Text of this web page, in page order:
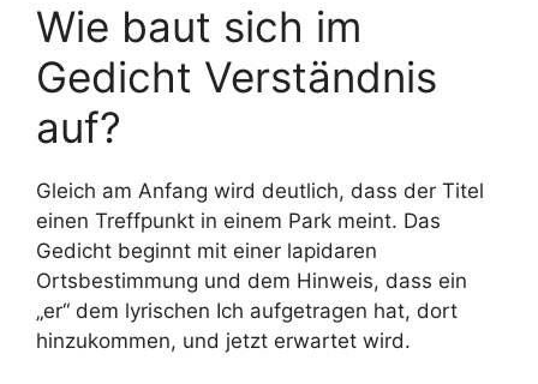
Wie baut sich im
Gedicht Verständnis
auf?
Gleich am Anfang wird deutlich, dass der Titel
einen Treffpunkt in einem Park meint. Das
Gedicht beginnt mit einer lapidaren
Ortsbestimmung und dem Hinweis, dass ein
„er“ dem lyrischen Ich aufgetragen hat, dort
hinzukommen, und jetzt erwartet wird.